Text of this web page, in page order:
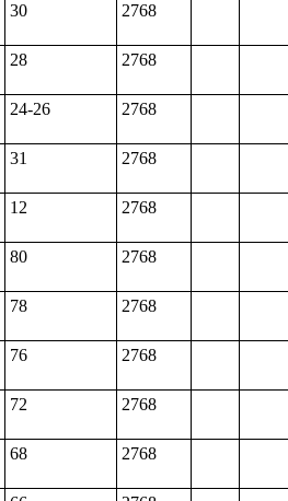
30 2768
28 2768
24-26 2768
31 2768
12 2768
80 2768
78 2768
76 2768
72 2768
68 2768